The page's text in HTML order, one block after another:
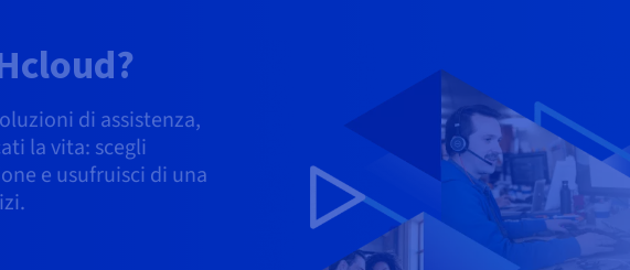
di assistenza,
la vita: scegli
e usufruisci di una